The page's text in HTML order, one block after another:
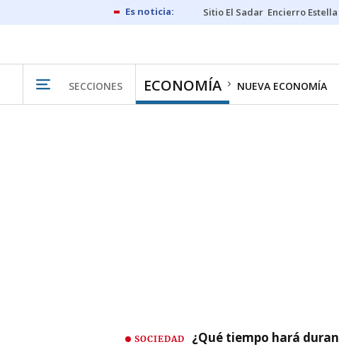
Sitio El Sadar Encierro
SECCIONES ECONOMÍA NUEVA ECONOMÍA
SOCIEDAD ¿Qué tiempo hará